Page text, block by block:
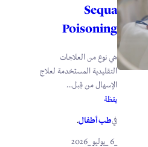
Sequa
Poisoning
هي نوع من العلاجات
التقليدية المستخدمة لعلاج
الإسهال من قِبل...
يقظة
فيطب أطفال.